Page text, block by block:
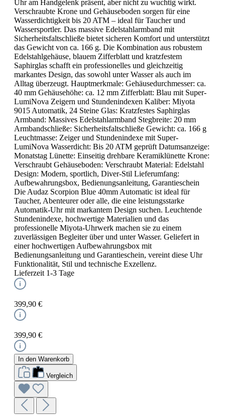
Uhr am Handgelenk präsent, aber nicht zu wuchtig wirkt.
Verschraubte Krone und Gehäuseboden sorgen für eine
Wasserdichtigkeit bis 20 ATM – ideal für Taucher und
Wassersportler. Das massive Edelstahlarmband mit
Sicherheitsfaltschließe bietet sicheren Komfort und unterstützt
das Gewicht von ca. 166 g. Die Kombination aus robustem
Edelstahlgehäuse, blauem Zifferblatt und kratzfestem
Saphirglas schafft ein professionelles und gleichzeitig
markantes Design, das sowohl unter Wasser als auch im
Alltag überzeugt. Hauptmerkmale: Gehäusedurchmesser: ca.
40 mm Gehäusehöhe: ca. 12 mm Zifferblatt: Blau mit Super-
LumiNova Zeigern und Stundenindexen Kaliber: Miyota
9015 Automatik, 24 Steine Glas: Kratzfestes Saphirglas
Armband: Massives Edelstahlarmband Stegbreite: 20 mm
Armbandschließe: Sicherheitsfaltschließe Gewicht: ca. 166 g
Leuchtmasse: Zeiger und Stundenindexe mit Super-
LumiNova Wasserdicht: Bis 20 ATM geprüft Datumsanzeige:
Monatstag Lünette: Einseitig drehbare Keramiklünette Krone:
Verschraubt Gehäuseboden: Verschraubt Material: Edelstahl
Design: Modern, sportlich, Diver-Stil Lieferumfang:
Aufbewahrungsbox, Bedienungsanleitung, Garantieschein
Die Audaz Scorpion Blue 40mm Automatic ist ideal für
Taucher, Abenteurer oder alle, die eine leistungsstarke
Automatik-Uhr mit markantem Design suchen. Leuchtende
Stundenindexe, hochwertige Materialien und das
professionelle Miyota-Uhrwerk machen sie zu einem
zuverlässigen Begleiter über und unter Wasser. Geliefert in
einer hochwertigen Aufbewahrungsbox mit
Bedienungsanleitung und Garantieschein, vereint diese Uhr
Funktionalität, Stil und technische Exzellenz.
Lieferzeit 1-3 Tage
399,90 €
399,90 €
In den Warenkorb
Vergleich